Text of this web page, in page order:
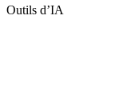
Outils d’IA